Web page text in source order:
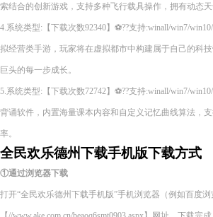
索结合的创新游戏，支持多种飞行载具操作，拥有动态
4.系统类型:【下载次数92340】⚽??支持:winall/win7/
拟经营类手游，玩家将在虚拟都市中构建属于自己的科
巨头的每一步成长。
5.系统类型:【下载次数72742】⚽??支持:winall/win7/
背诵软件，内置海量课本内容和自定义记忆曲线算法，
率。
全民欢乐德州下载手机版下载方式
①通过浏览器下载
打开“全民欢乐德州下载手机版”手机浏览器（例如百度